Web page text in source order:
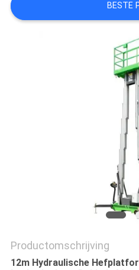
SITEMAP
PRIVACYBELEID
BESTE
Productomschrijving
12m Hydraulische